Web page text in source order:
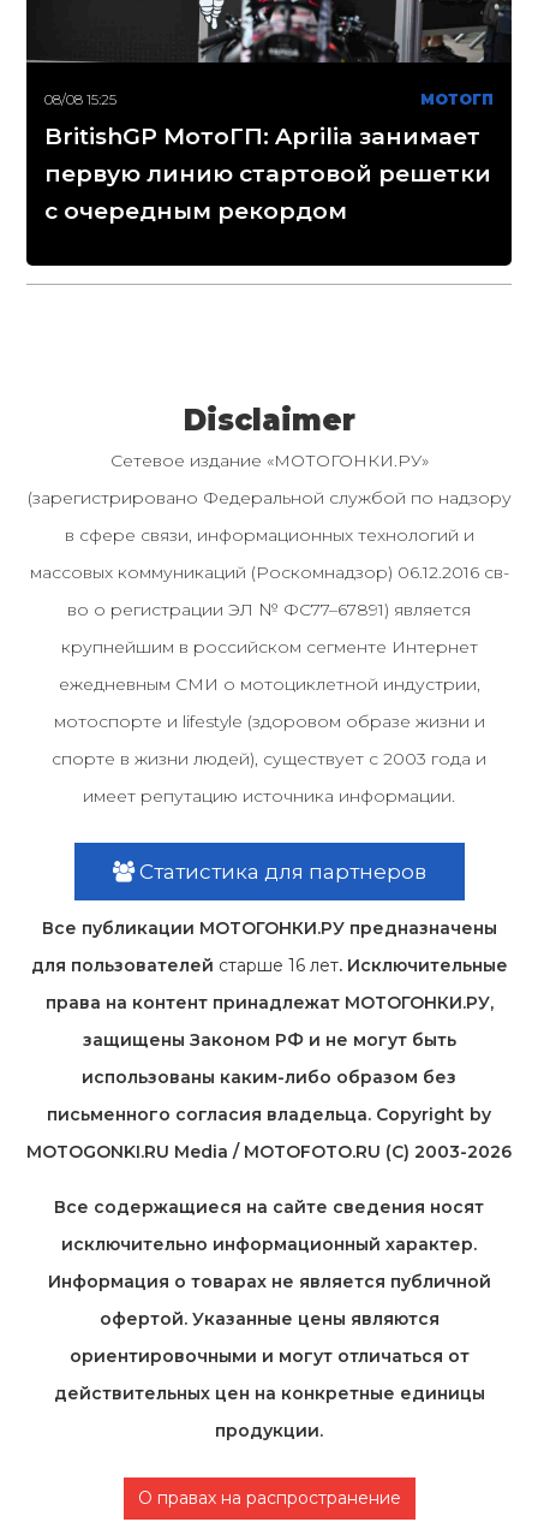
08/08 15:25 МОТОГП
BritishGP МотоГП: Aprilia занимает
первую линию стартовой решетки
с очередным рекордом
Disclaimer
Сетевое издание «МОТОГОНКИ.РУ»
(зарегистрировано Федеральной службой по надзору
в сфере связи, информационных технологий и
массовых коммуникаций (Роскомнадзор) 06.12.2016 св-
во о регистрации ЭЛ № ФС77–67891) является
крупнейшим в российском сегменте Интернет
ежедневным СМИ о мотоциклетной индустрии,
мотоспорте и lifestyle (здоровом образе жизни и
спорте в жизни людей), существует с 2003 года и
имеет репутацию источника информации.
Статистика для партнеров
Все публикации МОТОГОНКИ.РУ предназначены
для пользователей старше 16 лет. Исключительные
права на контент принадлежат МОТОГОНКИ.РУ,
защищены Законом РФ и не могут быть
использованы каким-либо образом без
письменного согласия владельца. Copyright by
MOTOGONKI.RU Media / MOTOFOTO.RU (C) 2003-2026
Все содержащиеся на cайте сведения носят
исключительно информационный характер.
Информация о товарах не является публичной
офертой. Указанные цены являются
ориентировочными и могут отличаться от
действительных цен на конкретные единицы
продукции.
О правах на распространение